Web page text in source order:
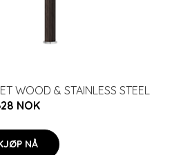
WOOD & STAINLESS STEEL
NOK
NÅ